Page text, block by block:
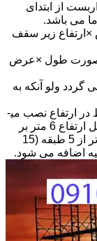
از ابتدای
می باشد.
زیر سقف
طول ×عرض
محاسبه می گردد ولو آنکه به
مبنای محاسبه داربستی که بصورت حفاظ در ارتفاع نصب می­
گردد بصورت طول کار در عرض در حداقل ارتفاع 6 متر بر
مبنای ریالی بند 2 محاسبه می گردد و بالاتر از 5 طبقه (15